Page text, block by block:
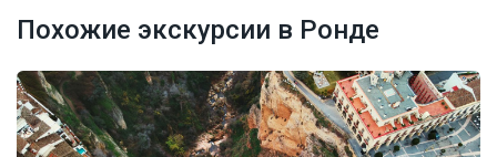
Похожие экскурсии в Ронде